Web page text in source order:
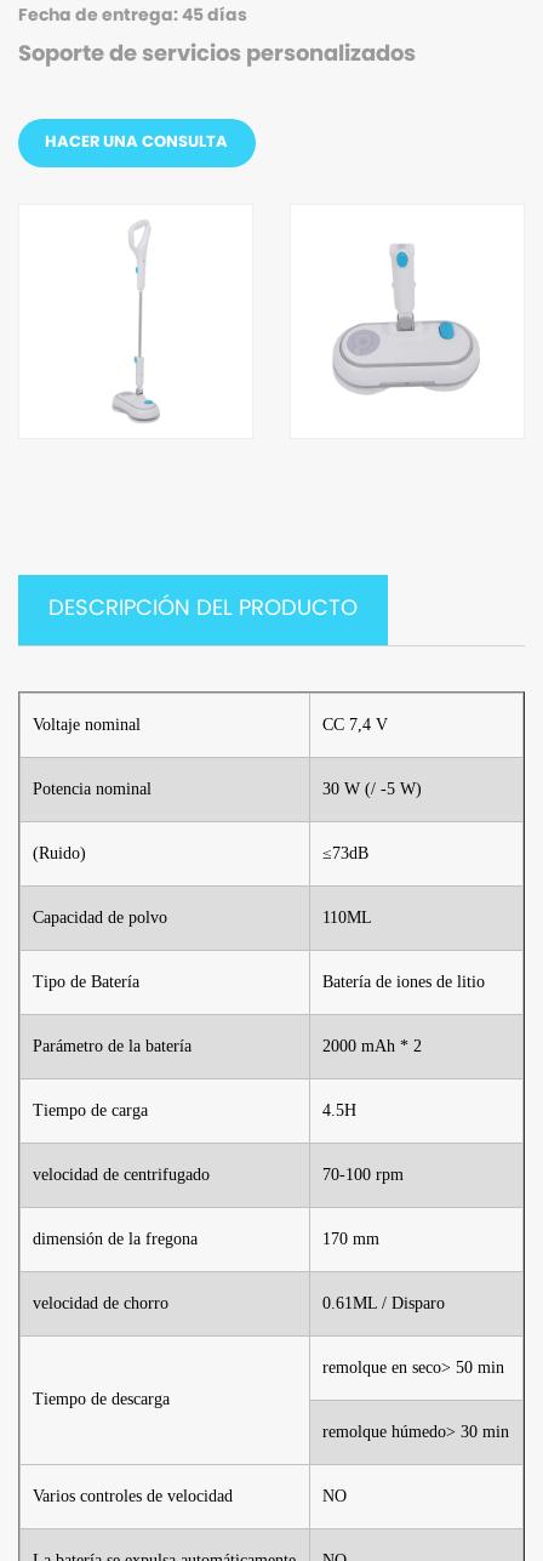
Fecha de entrega: 45 días
Soporte de servicios personalizados
HACER UNA CONSULTA
DESCRIPCIÓN DEL PRODUCTO
Voltaje nominal CC 7,4 V
Potencia nominal 30 W (/ -5 W)
(Ruido) ≤73dB
Capacidad de polvo 110ML
Tipo de Batería Batería de iones de litio
Parámetro de la batería 2000 mAh * 2
Tiempo de carga 4.5H
velocidad de centrifugado 70-100 rpm
dimensión de la fregona 170 mm
velocidad de chorro 0.61ML / Disparo
Tiempo de descarga
remolque en seco> 50 min
remolque húmedo> 30 min
Varios controles de velocidad NO